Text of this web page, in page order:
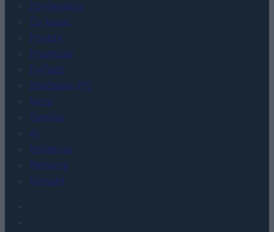
Porównania
Co kupić
Porady
Promocje
FinTech
Hardware PC
Moto
Gaming
AI
Redakcja
Reklama
Kontakt